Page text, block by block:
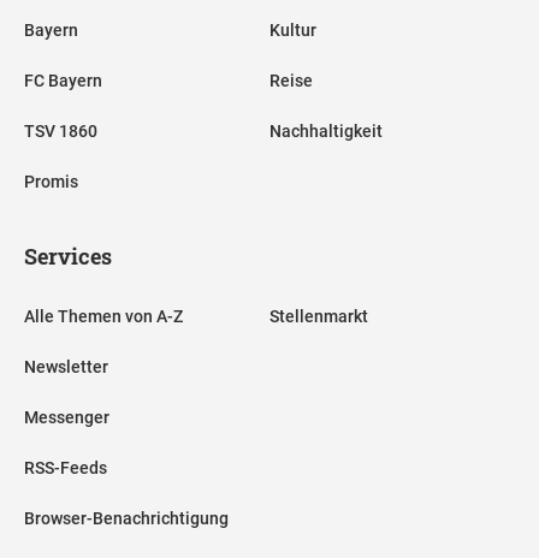
Bayern
FC Bayern
TSV 1860
Promis
Kultur
Reise
Nachhaltigkeit
Services
Alle Themen von A-Z
Newsletter
Messenger
RSS-Feeds
Browser-Benachrichtigung
Stellenmarkt